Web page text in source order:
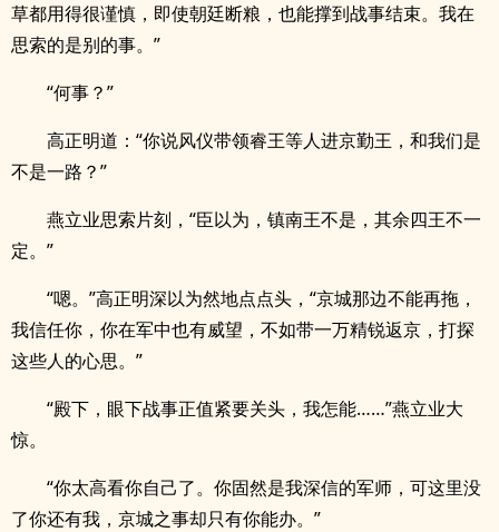
草都用得很谨慎，即使朝廷断粮，也能撑到战事结束。我在
思索的是别的事。”
“何事？”
高正明道：“你说风仪带领睿王等人进京勤王，和我们是
不是一路？”
燕立业思索片刻，“臣以为，镇南王不是，其余四王不一
定。”
“嗯。”高正明深以为然地点点头，“京城那边不能再拖，
我信任你，你在军中也有威望，不如带一万精锐返京，打探
这些人的心思。”
“殿下，眼下战事正值紧要关头，我怎能……”燕立业大
惊。
“你太高看你自己了。你固然是我深信的军师，可这里没
了你还有我，京城之事却只有你能办。”